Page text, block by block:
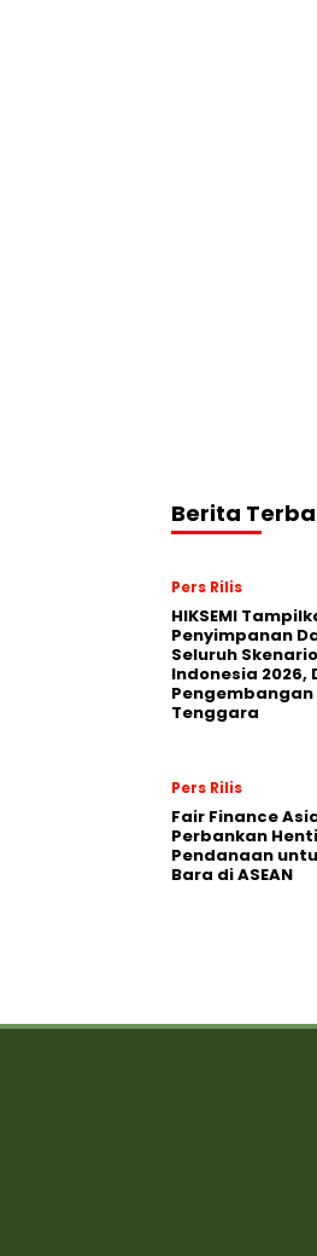
Berita
Pers Rilis
HIKSEMI
Penyimpanan
Seluruh
Indonesia 2026,
Pengembangan
Tenggara
Pers Rilis
Fair Finance
Perbankan
Pendanaan
Bara di ASEAN